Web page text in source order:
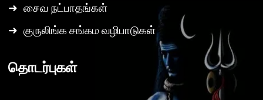
➜ சைவ நட்பாதங்கள்
➜ குருலிங்க சங்கம வழிபாடுகள்
தொடர்புகள்